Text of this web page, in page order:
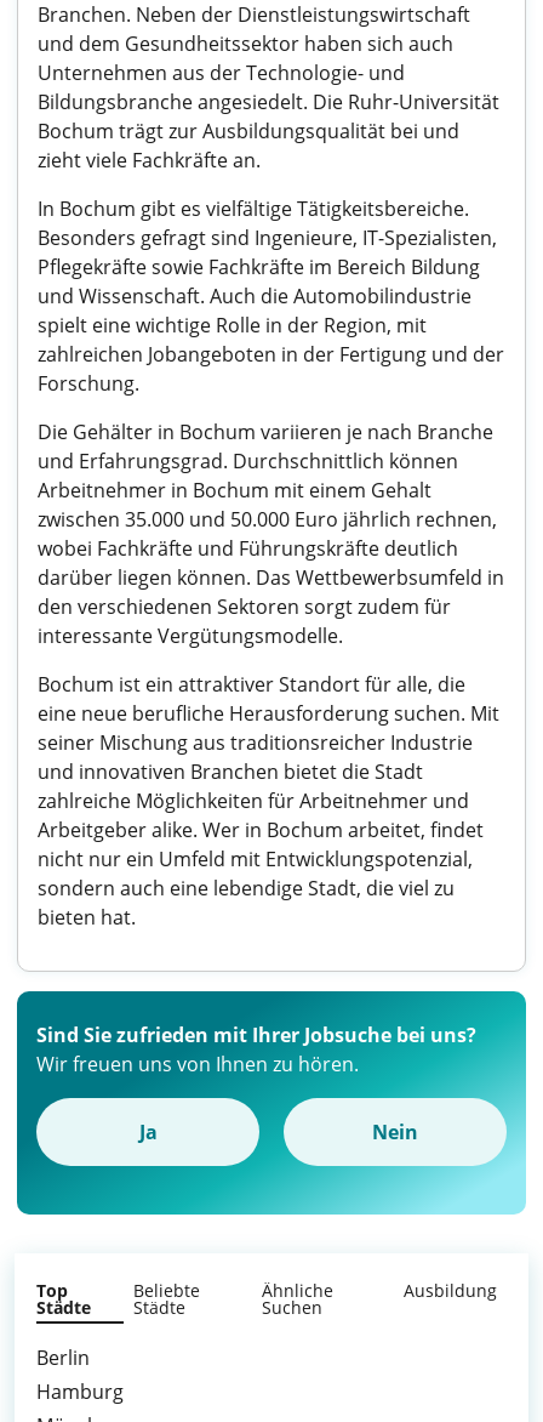
Branchen. Neben der Dienstleistungswirtschaft
und dem Gesundheitssektor haben sich auch
Unternehmen aus der Technologie- und
Bildungsbranche angesiedelt. Die Ruhr-Universität
Bochum trägt zur Ausbildungsqualität bei und
zieht viele Fachkräfte an.
In Bochum gibt es vielfältige Tätigkeitsbereiche.
Besonders gefragt sind Ingenieure, IT-Spezialisten,
Pflegekräfte sowie Fachkräfte im Bereich Bildung
und Wissenschaft. Auch die Automobilindustrie
spielt eine wichtige Rolle in der Region, mit
zahlreichen Jobangeboten in der Fertigung und der
Forschung.
Die Gehälter in Bochum variieren je nach Branche
und Erfahrungsgrad. Durchschnittlich können
Arbeitnehmer in Bochum mit einem Gehalt
zwischen 35.000 und 50.000 Euro jährlich rechnen,
wobei Fachkräfte und Führungskräfte deutlich
darüber liegen können. Das Wettbewerbsumfeld in
den verschiedenen Sektoren sorgt zudem für
interessante Vergütungsmodelle.
Bochum ist ein attraktiver Standort für alle, die
eine neue berufliche Herausforderung suchen. Mit
seiner Mischung aus traditionsreicher Industrie
und innovativen Branchen bietet die Stadt
zahlreiche Möglichkeiten für Arbeitnehmer und
Arbeitgeber alike. Wer in Bochum arbeitet, findet
nicht nur ein Umfeld mit Entwicklungspotenzial,
sondern auch eine lebendige Stadt, die viel zu
bieten hat.
Sind Sie zufrieden mit Ihrer Jobsuche bei uns?
Wir freuen uns von Ihnen zu hören.
Ja Nein
Top
Städte
Beliebte
Städte
Ähnliche
Suchen
Ausbildung
Berlin
Hamburg